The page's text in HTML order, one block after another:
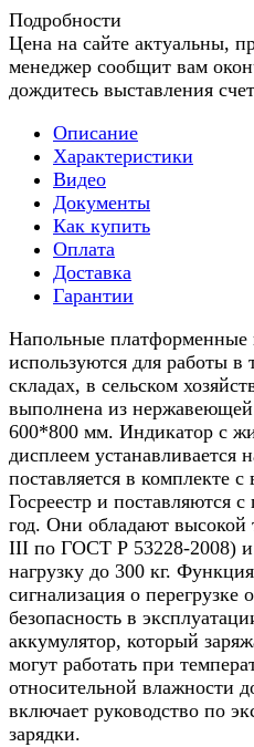
Подробности
Цена на сайте актуальны,
менеджер сообщит вам
дождитесь выставления
Описание
Характеристики
Видео
Документы
Как купить
Оплата
Доставка
Гарантии
Напольные
используются для работы в
складах, в сельском
выполнена из
600*800 мм. Индикатор с
дисплеем устанавливается
поставляется в комплекте
Госреестр и поставляются
год. Они обладают высокой
III по ГОСТ Р 53228-2008) и
нагрузку до 300 кг.
сигнализация о перегрузке
безопасность в
аккумулятор, который
могут работать при
относительной влажности
включает руководство по
зарядки.